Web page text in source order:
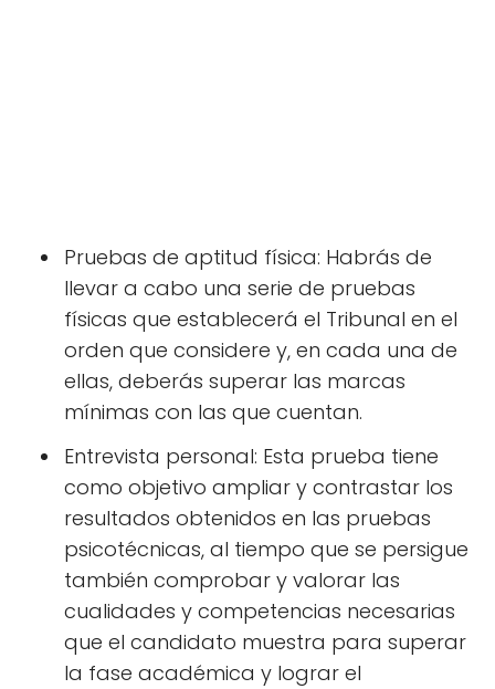
Pruebas de aptitud física: Habrás de
llevar a cabo una serie de pruebas
físicas que establecerá el Tribunal en el
orden que considere y, en cada una de
ellas, deberás superar las marcas
mínimas con las que cuentan.
Entrevista personal: Esta prueba tiene
como objetivo ampliar y contrastar los
resultados obtenidos en las pruebas
psicotécnicas, al tiempo que se persigue
también comprobar y valorar las
cualidades y competencias necesarias
que el candidato muestra para superar
la fase académica y lograr el